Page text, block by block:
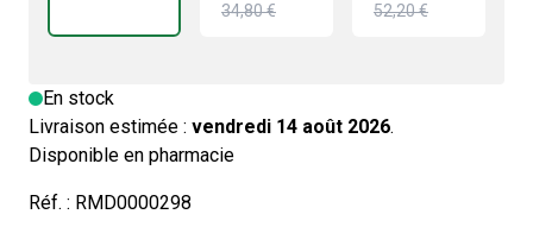
34,80 € 52,20 €
En stock
Livraison estimée : vendredi 14 août 2026.
Disponible en pharmacie
Réf. : RMD0000298